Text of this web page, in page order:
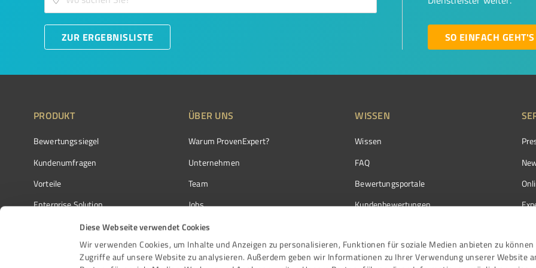
Diese Webseite verwendet Cookies
Wir verwenden Cookies, um Inhalte und Anzeigen zu personalisieren, Funktionen für soziale Medien anbieten zu können
Zugriffe auf unsere Website zu analysieren. Außerdem geben wir Informationen zu Ihrer Verwendung unserer Website
ZUR ERGEBNISLISTE SO EINFACH GEHT'S
PRODUKT
Bewertungssiegel
Kundenumfragen
Vorteile
Enterprise Solution
Partnerprogramm
Auszeichnungen
ÜBER UNS
Warum ProvenExpert?
Unternehmen
Team
Jobs
Kundenstimmen
Kontakt
WISSEN
Wissen
FAQ
Bewertungsportale
Kundenbewertungen
Bewertungs­richtlinien